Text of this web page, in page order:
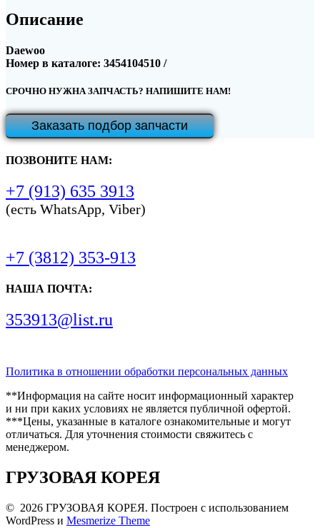
Описание
Daewoo
Номер в каталоге: 3454104510 /
СРОЧНО НУЖНА ЗАПЧАСТЬ? НАПИШИТЕ НАМ!
Заказать подбор запчасти
ПОЗВОНИТЕ НАМ:
+7 (913) 635 3913
(есть WhatsApp, Viber)
+7 (3812) 353-913
НАША ПОЧТА:
353913@list.ru
Политика в отношении обработки персональных данных
**Информация на сайте носит информационный характер
и ни при каких условиях не является публичной офертой.
***Цены, указанные в каталоге ознакомительные и могут
отличаться. Для уточнения стоимости свяжитесь с
менеджером.
ГРУЗОВАЯ КОРЕЯ
© 2026 ГРУЗОВАЯ КОРЕЯ. Построен с использованием
WordPress и Mesmerize Theme